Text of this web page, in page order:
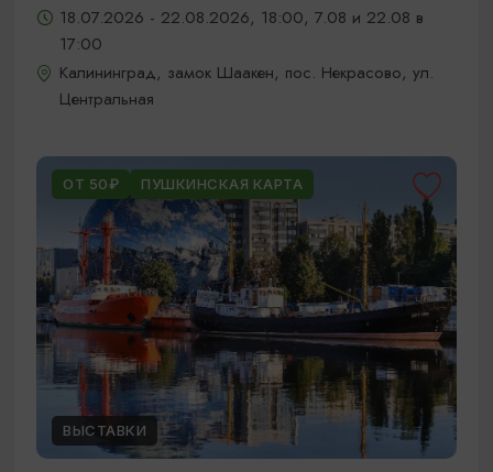
18.07.2026 - 22.08.2026, 18:00, 7.08 и 22.08 в
17:00
Калининград, замок Шаакен, пос. Некрасово, ул.
Центральная
ОТ 50₽ ПУШКИНСКАЯ КАРТА
ВЫСТАВКИ